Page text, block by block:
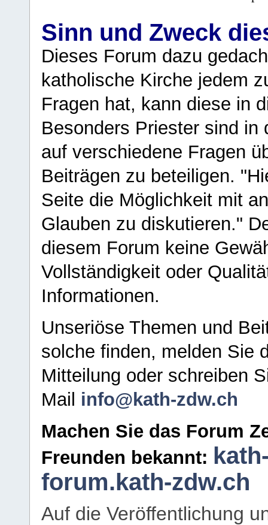
Sinn und Zweck
Dieses Forum dazu
katholische Kirche jedem
Fragen hat, kann diese in
Besonders Priester sind in
auf verschiedene Fragen
Beiträgen zu beteiligen.
Seite die Möglichkeit mit
Glauben zu diskutieren."
diesem Forum keine
Vollständigkeit oder
Informationen.
Unseriöse Themen und
solche finden, melden Sie
Mitteilung oder schreiben
Mail info@kath-zdw.ch
Machen Sie das Forum
Freunden bekannt:
forum.kath-zdw.ch
Auf die Veröffentlichung